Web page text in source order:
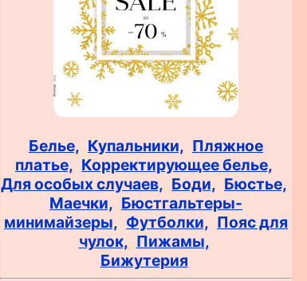
Белье, Купальники, Пляжное
платье, Корректирующее белье,
Для особых случаев, Боди, Бюстье,
Маечки, Бюстгальтеры-
минимайзеры, Футболки, Пояс для
чулок, Пижамы,
Бижутерия